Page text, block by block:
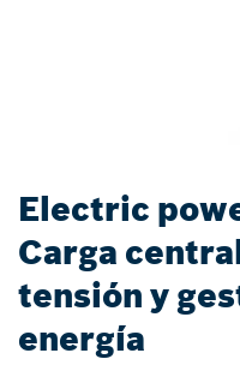
Electric
Carga
tensión y
energía